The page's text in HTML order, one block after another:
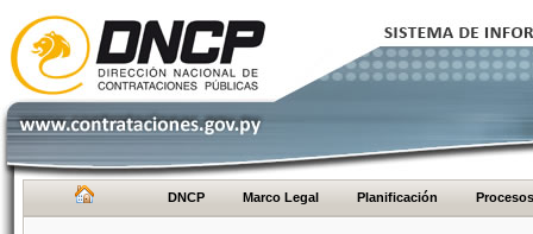
DNCP Marco Legal Planificación Procesos